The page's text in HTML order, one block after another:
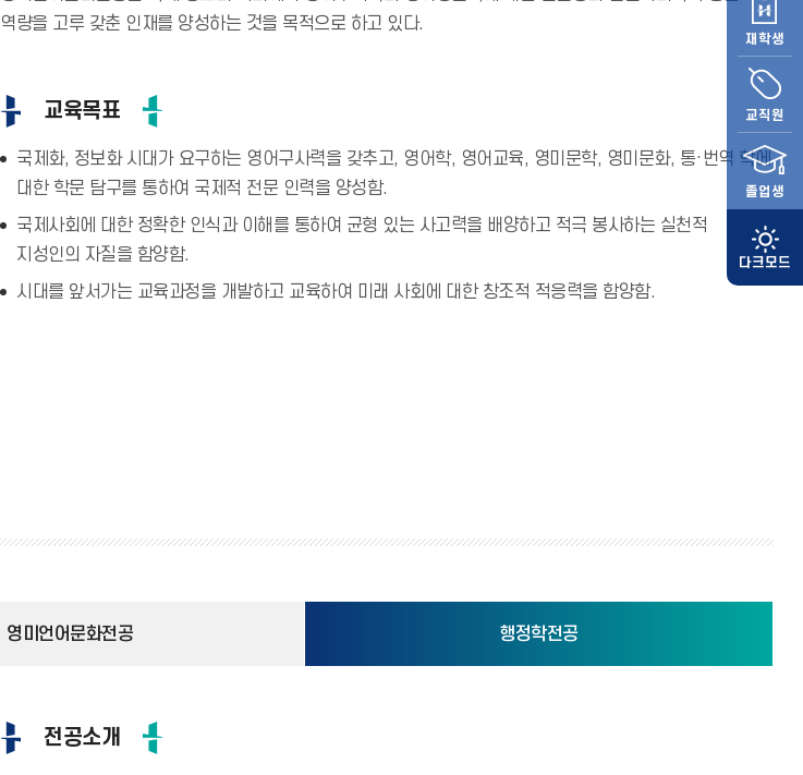
재학생
교직원
졸업생
역량을 고루 갖춘 인재를 양성하는 것을 목적으로 하고 있다.
교육목표
국제화, 정보화 시대가 요구하는 영어구사력을 갖추고, 영어학, 영어교육, 영미문학, 영미문화, 통·번역 학에
대한 학문 탐구를 통하여 국제적 전문 인력을 양성함.
국제사회에 대한 정확한 인식과 이해를 통하여 균형 있는 사고력을 배양하고 적극 봉사하는 실천적
지성인의 자질을 함양함.
시대를 앞서가는 교육과정을 개발하고 교육하여 미래 사회에 대한 창조적 적응력을 함양함.
영미언어문화전공 행정학전공
전공소개